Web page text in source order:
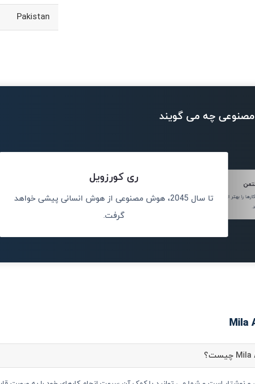
Pakistan
مصنوعی چه می گویند
را بهتر از انسان‌ها انجام
ری کورزویل
تا سال 2045، هوش مصنوعی از هوش انسانی پیشی خواهد
گرفت.
هوش مصنوعی